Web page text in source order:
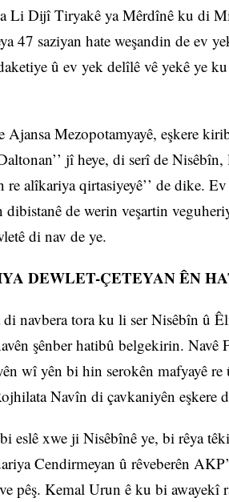
Li Dijî Tiryakê ya Mêrdînê ku di
47 saziyan hate weşandin de ev
û ev yek delîlê vê yekê ye
Ajansa Mezopotamyayê, eşkere
jî heye, di serî de
re alîkariya qirtasiyeyê’’ de dike.
dibistanê de werin veşartin
di nav de ye.
DEWLET-ÇETEYAN ÊN
navbera tora ku li ser Nisêbîn û
şênber hatibû belgekirin.
wî yên bi hin serokên mafyayê
Navîn di çavkaniyên eşkere
eslê xwe ji Nisêbînê ye, bi rêya
Cendirmeyan û rêveberên
pêş. Kemal Urun ê ku bi